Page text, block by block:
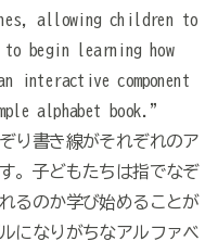
allowing children to
begin learning how
interactive component
alphabet book.”
り書き線がそれぞれのア
。子どもたちは指でなぞ
るのか学び始めることが
になりがちなアルファベ